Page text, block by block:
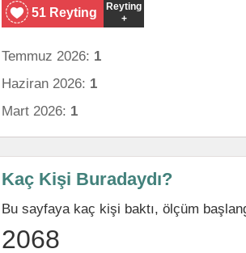
51 Reyting
Reyting
+
Temmuz 2026: 1
Haziran 2026: 1
Mart 2026: 1
Kaç Kişi Buradaydı?
Bu sayfaya kaç kişi baktı, ölçüm
2068